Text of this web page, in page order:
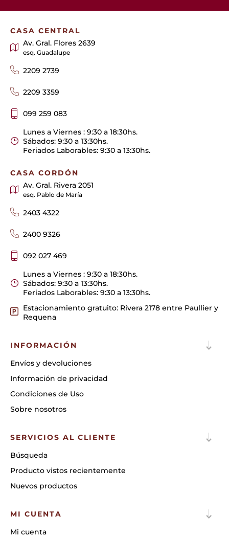
CASA CENTRAL
Av. Gral. Flores 2639
esq. Guadalupe
2209 2739
2209 3359
099 259 083
Lunes a Viernes : 9:30 a 18:30hs.
Sábados: 9:30 a 13:30hs.
Feriados Laborables: 9:30 a 13:30hs.
CASA CORDÓN
Av. Gral. Rivera 2051
esq. Pablo de María
2403 4322
2400 9326
092 027 469
Lunes a Viernes : 9:30 a 18:30hs.
Sábados: 9:30 a 13:30hs.
Feriados Laborables: 9:30 a 13:30hs.
Estacionamiento gratuito: Rivera 2178 entre Paullier y
Requena
INFORMACIÓN
Envíos y devoluciones
Información de privacidad
Condiciones de Uso
Sobre nosotros
SERVICIOS AL CLIENTE
Búsqueda
Producto vistos recientemente
Nuevos productos
MI CUENTA
Mi cuenta